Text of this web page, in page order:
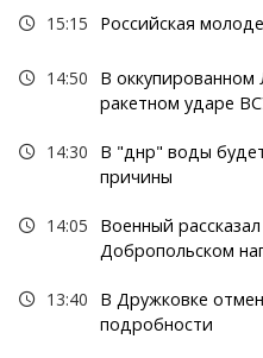
15:15 Российская
14:50
В оккупированном
ракетном ударе
14:30
В "днр" воды
причины
14:05
Военный
Добропольском
13:40
В Дружковке
подробности